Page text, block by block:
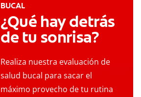
BUCAL
¿Qué hay detrás
de tu sonrisa?
Realiza nuestra evaluación de
salud bucal para sacar el
máximo provecho de tu rutina